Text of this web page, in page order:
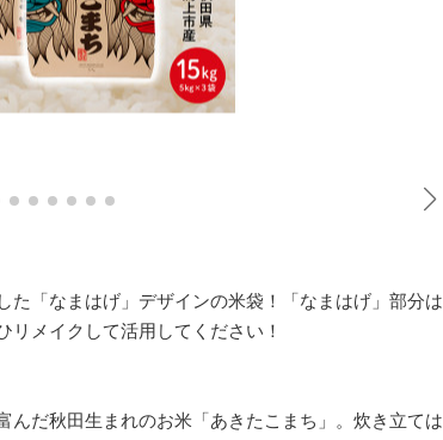
た「なまはげ」デザインの米袋！「なまはげ」部分は
メイクして活用してください！
んだ秋田生まれのお米「あきたこまち」。炊き立ては